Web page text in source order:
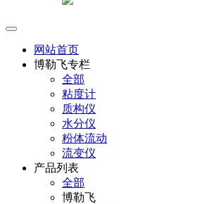
网站首页
博勒飞专栏
全部
粘度计
质构仪
水分仪
粉体流动
流变仪
产品列表
全部
博勒飞